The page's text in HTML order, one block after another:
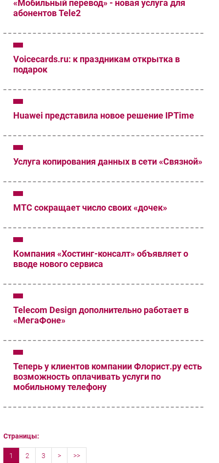
«Мобильный перевод» - новая услуга для
абонентов Tele2
Voicecards.ru: к праздникам открытка в
подарок
Huawei представила новое решение IPTime
Услуга копирования данных в сети «Связной»
МТС сокращает число своих «дочек»
Компания «Хостинг-консалт» объявляет о
вводе нового сервиса
Telecom Design дополнительно работает в
«МегаФоне»
Теперь у клиентов компании Флорист.ру есть
возможность оплачивать услуги по
мобильному телефону
Страницы:
1 2 3 > >>